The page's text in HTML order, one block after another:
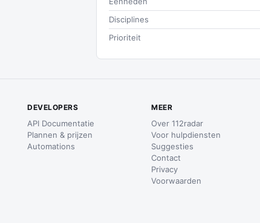
Disciplines
Prioriteit
DEVELOPERS
API Documentatie
Plannen & prijzen
Automations
MEER
Over 112radar
Voor hulpdiensten
Suggesties
Contact
Privacy
Voorwaarden